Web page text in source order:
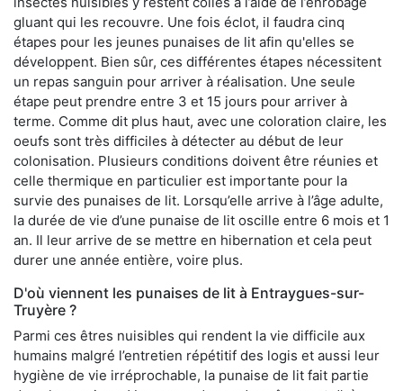
gluant qui les recouvre. Une fois éclot, il faudra cinq
étapes pour les jeunes punaises de lit afin qu'elles se
développent. Bien sûr, ces différentes étapes nécessitent
un repas sanguin pour arriver à réalisation. Une seule
étape peut prendre entre 3 et 15 jours pour arriver à
terme. Comme dit plus haut, avec une coloration claire, les
oeufs sont très difficiles à détecter au début de leur
colonisation. Plusieurs conditions doivent être réunies et
celle thermique en particulier est importante pour la
survie des punaises de lit. Lorsqu’elle arrive à l’âge adulte,
la durée de vie d’une punaise de lit oscille entre 6 mois et 1
an. Il leur arrive de se mettre en hibernation et cela peut
durer une année entière, voire plus.
D'où viennent les punaises de lit à Entraygues-sur-
Truyère ?
Parmi ces êtres nuisibles qui rendent la vie difficile aux
humains malgré l’entretien répétitif des logis et aussi leur
hygiène de vie irréprochable, la punaise de lit fait partie